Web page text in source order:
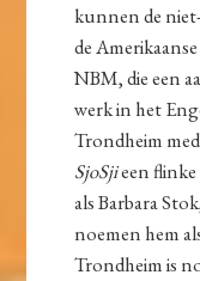
kunnen de
de
NBM, die een
werk in het
Trondheim
SjoSjieen flinke
als Barbara
noemen hem
Trondheim is